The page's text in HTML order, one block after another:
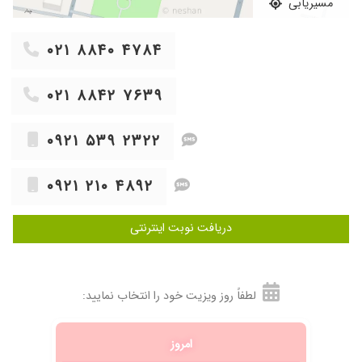
خود کشی کردم تحت نطر ایشان میخواهم باشم ۱۳۹۹/۱۲/۱۱
۱۴۰۵/۰۲/۲۲
مراقبت دارند، بسیار با دقت دارو ها و وضعیت
سلامتی را چک میکنند. بیمار به زندگی طبیعی
اختلال اضطراب داشتم و حملات اضطرابی شدید و ۱۴۰۱/۱۰/۱۲
۱۳۹۷/۰۸/۱۹
بسیار عالی
عالی. هستند از همه نظر
اضطراب شدید و نتیجه گرفتم
واقعا عالی هستند ایشون
۱۴۰۲/۰۷/۰۸
۰۲۱ ۸۸۴۰ ۴۷۸۴
۰۲۱ ۸۸۴۲ ۷۶۳۹
۰۹۲۱ ۵۳۹ ۲۳۲۲
۰۹۲۱ ۲۱۰ ۴۸۹۲
دریافت نوبت اینترنتی
لطفاً روز ویزیت خود را انتخاب نمایید:
امروز